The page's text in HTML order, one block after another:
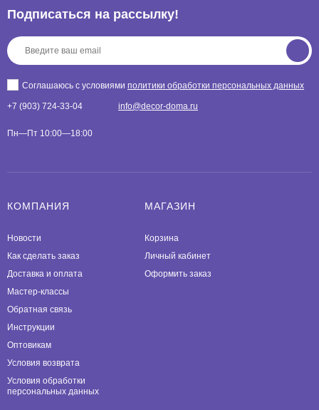
Подписаться на рассылкy!
Соглашаюсь с условиями политики обработки персональных данных
+7 (903) 724-33-04 info@decor-doma.ru
Пн—Пт 10:00—18:00
КОМПАНИЯ
Новости
Как сделать заказ
Доставка и оплата
Мастер-классы
Обратная связь
Инструкции
Оптовикам
Условия возврата
Условия обработки
персональных данных
МАГАЗИН
Корзина
Личный кабинет
Оформить заказ